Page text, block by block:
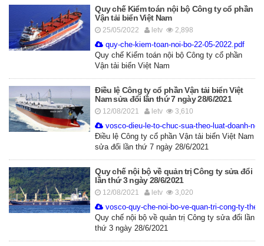
Quy chế Kiểm toán nội bộ Công ty cổ phần
Vận tải biển Việt Nam
25/05/2022 letv 2,898
quy-che-kiem-toan-noi-bo-22-05-2022.pdf
Quy chế Kiểm toán nội bộ Công ty cổ phần
Vận tải biển Việt Nam
Điều lệ Công ty cổ phần Vận tải biển Việt
Nam sửa đổi lần thứ 7 ngày 28/6/2021
12/08/2021 letv 3,610
vosco-dieu-le-to-chuc-sua-theo-luat-doanh-
Điều lệ Công ty cổ phần Vận tải biển Việt Nam
sửa đổi lần thứ 7 ngày 28/6/2021
Quy chế nội bộ về quản trị Công ty sửa đổi
lần thứ 3 ngày 28/6/2021
12/08/2021 letv 3,020
vosco-quy-che-noi-bo-ve-quan-tri-cong-ty-
Quy chế nội bộ về quản trị Công ty sửa đổi lần
thứ 3 ngày 28/6/2021